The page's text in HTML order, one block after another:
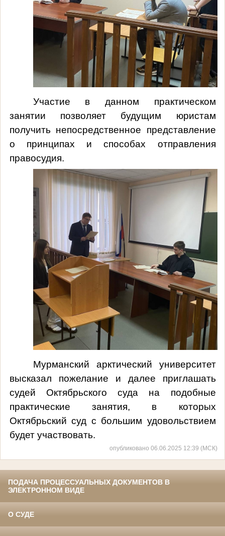
Участие в данном практическом
занятии позволяет будущим юристам
получить непосредственное представление
о принципах и способах отправления
правосудия.
Мурманский арктический университет
высказал пожелание и далее приглашать
судей Октябрьского суда на подобные
практические занятия, в которых
Октябрьский суд с большим удовольствием
будет участвовать.
опубликовано 06.06.2025 12:39 (МСК)
ПОДАЧА ПРОЦЕССУАЛЬНЫХ ДОКУМЕНТОВ В
ЭЛЕКТРОННОМ ВИДЕ
О СУДЕ